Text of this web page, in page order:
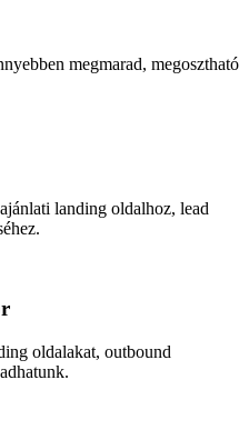
megmarad, megosztható
landing oldalhoz, lead
oldalakat, outbound